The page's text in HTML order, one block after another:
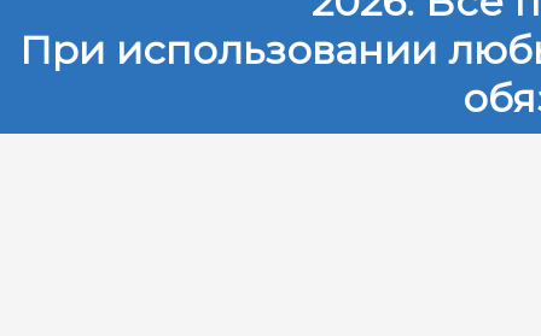
При использовании